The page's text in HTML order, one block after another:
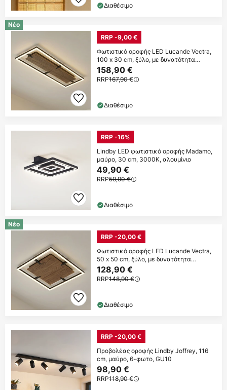
Διαθέσιμο
Νέο
RRP -9,00 €
Φωτιστικό οροφής LED Lucande Vectra,
100 x 30 cm, ξύλο, με δυνατότητα
ρύθμισης
158,90 €
RRP167,90 €
Διαθέσιμο
RRP -16%
Lindby LED φωτιστικό οροφής Madamo,
μαύρο, 30 cm, 3000K, αλουμίνιο
49,90 €
RRP59,90 €
Διαθέσιμο
Νέο
RRP -20,00 €
Φωτιστικό οροφής LED Lucande Vectra,
50 x 50 cm, ξύλο, με δυνατότητα
ρύθμισης
128,90 €
RRP148,90 €
Διαθέσιμο
RRP -20,00 €
Προβολέας οροφής Lindby Joffrey, 116
cm, μαύρο, 6-φωτο, GU10
98,90 €
RRP118,90 €